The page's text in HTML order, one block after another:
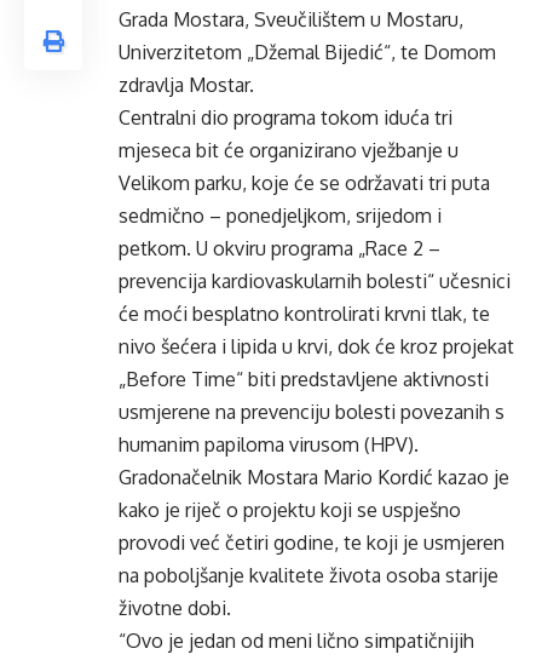
Grada Mostara, Sveučilištem u Mostaru,
Univerzitetom „Džemal Bijedić“, te Domom
zdravlja Mostar.
Centralni dio programa tokom iduća tri
mjeseca bit će organizirano vježbanje u
Velikom parku, koje će se održavati tri puta
sedmično – ponedjeljkom, srijedom i
petkom. U okviru programa „Race 2 –
prevencija kardiovaskularnih bolesti“ učesnici
će moći besplatno kontrolirati krvni tlak, te
nivo šećera i lipida u krvi, dok će kroz projekat
„Before Time“ biti predstavljene aktivnosti
usmjerene na prevenciju bolesti povezanih s
humanim papiloma virusom (HPV).
Gradonačelnik Mostara Mario Kordić kazao je
kako je riječ o projektu koji se uspješno
provodi već četiri godine, te koji je usmjeren
na poboljšanje kvalitete života osoba starije
životne dobi.
“Ovo je jedan od meni lično simpatičnijih